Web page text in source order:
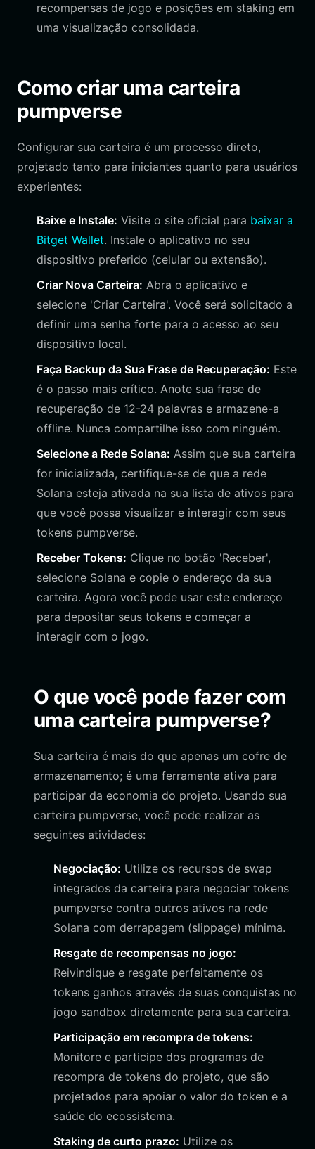
recompensas de jogo e posições em staking em
uma visualização consolidada.
Como criar uma carteira
pumpverse
Configurar sua carteira é um processo direto,
projetado tanto para iniciantes quanto para usuários
experientes:
Baixe e Instale: Visite o site oficial para baixar a
Bitget Wallet. Instale o aplicativo no seu
dispositivo preferido (celular ou extensão).
Criar Nova Carteira: Abra o aplicativo e
selecione 'Criar Carteira'. Você será solicitado a
definir uma senha forte para o acesso ao seu
dispositivo local.
Faça Backup da Sua Frase de Recuperação: Este
é o passo mais crítico. Anote sua frase de
recuperação de 12-24 palavras e armazene-a
offline. Nunca compartilhe isso com ninguém.
Selecione a Rede Solana: Assim que sua carteira
for inicializada, certifique-se de que a rede
Solana esteja ativada na sua lista de ativos para
que você possa visualizar e interagir com seus
tokens pumpverse.
Receber Tokens: Clique no botão 'Receber',
selecione Solana e copie o endereço da sua
carteira. Agora você pode usar este endereço
para depositar seus tokens e começar a
interagir com o jogo.
O que você pode fazer com
uma carteira pumpverse?
Sua carteira é mais do que apenas um cofre de
armazenamento; é uma ferramenta ativa para
participar da economia do projeto. Usando sua
carteira pumpverse, você pode realizar as
seguintes atividades:
Negociação: Utilize os recursos de swap
integrados da carteira para negociar tokens
pumpverse contra outros ativos na rede
Solana com derrapagem (slippage) mínima.
Resgate de recompensas no jogo:
Reivindique e resgate perfeitamente os
tokens ganhos através de suas conquistas no
jogo sandbox diretamente para sua carteira.
Participação em recompra de tokens:
Monitore e participe dos programas de
recompra de tokens do projeto, que são
projetados para apoiar o valor do token e a
saúde do ecossistema.
Staking de curto prazo: Utilize os